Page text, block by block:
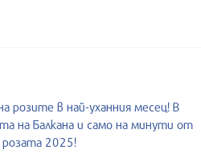
розите в най-уханния месец! В
на Балкана и само на минути от
розата 2025!